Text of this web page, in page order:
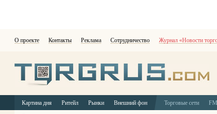
О проекте Контакты Реклама Сотрудничество Журнал «Новости
Картина дня Ритейл Рынки Внешний фон Торговые сети